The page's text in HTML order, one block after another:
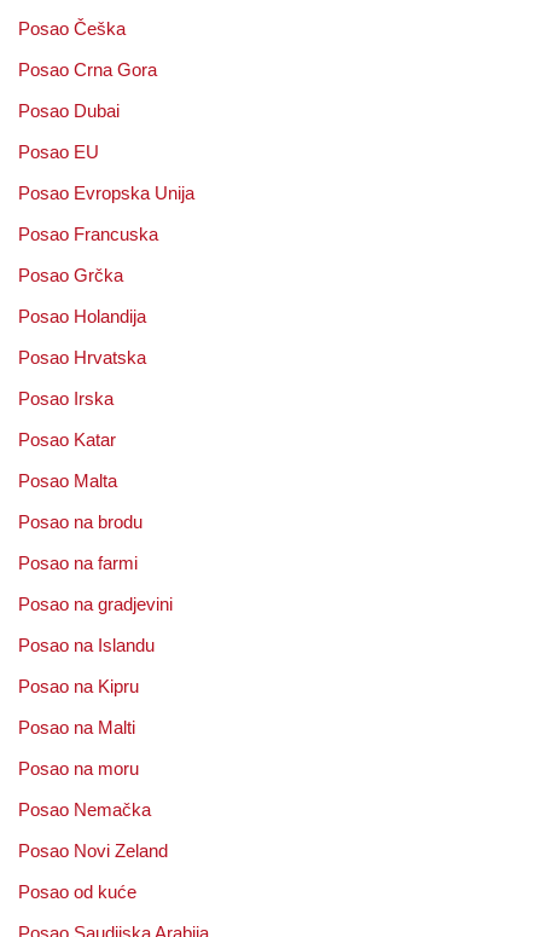
Posao Češka
Posao Crna Gora
Posao Dubai
Posao EU
Posao Evropska Unija
Posao Francuska
Posao Grčka
Posao Holandija
Posao Hrvatska
Posao Irska
Posao Katar
Posao Malta
Posao na brodu
Posao na farmi
Posao na gradjevini
Posao na Islandu
Posao na Kipru
Posao na Malti
Posao na moru
Posao Nemačka
Posao Novi Zeland
Posao od kuće
Posao Saudijska Arabija